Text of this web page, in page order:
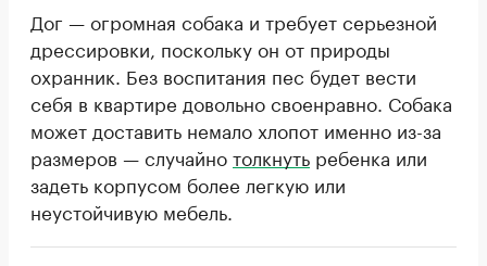
Дог — огромная собака и требует серьезной
дрессировки, поскольку он от природы
охранник. Без воспитания пес будет вести
себя в квартире довольно своенравно. Собака
может доставить немало хлопот именно из-за
размеров — случайнотолкнуть ребенка или
задеть корпусом более легкую или
неустойчивую мебель.